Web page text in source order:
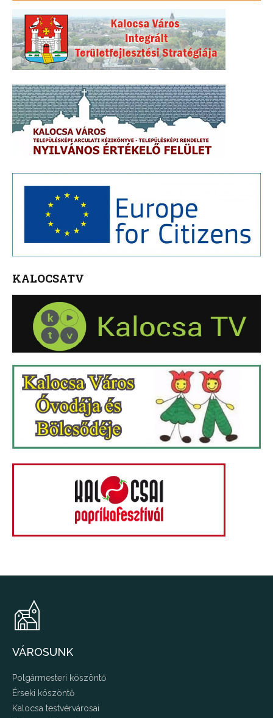
KALOCSATV
VÁROSUNK
Polgármesteri köszöntő
Érseki köszöntő
Kalocsa testvérvárosai